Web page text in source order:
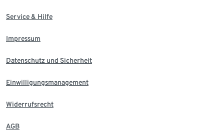
Service & Hilfe
Impressum
Datenschutz und Sicherheit
Einwilligungsmanagement
Widerrufsrecht
AGB